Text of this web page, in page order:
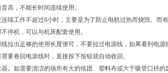
高，不能长时间连续使用。
续工作不超过8小时，主要是为了防止电机过热而烧毁。而
停机，可以与机床配套使用。
拉出足够的使用长度便可，不要拉过电源线，如果看到电源
要卷回电源线时，直接按下按钮就自动收回。
。如需要清洁的场所有大的纸团、塑料布或大于吸管口径的